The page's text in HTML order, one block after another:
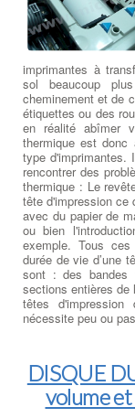
imprimantes à
sol beaucoup
cheminement et de
étiquettes ou des
en réalité abîmer
thermique est donc
type d'imprimantes.
rencontrer des
thermique : Le
tête d'impression ce
avec du papier de
ou bien
exemple. Tous
durée de vie d’une
sont : des bandes
sections entières de
têtes
nécessite peu ou
DISQUE
volume